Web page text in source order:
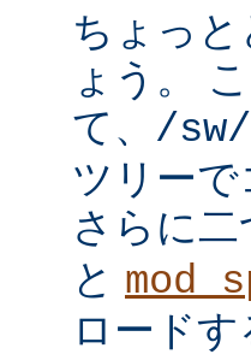
ちょっ
ょう。
て、 /
ツリー
さらに
と
ロード